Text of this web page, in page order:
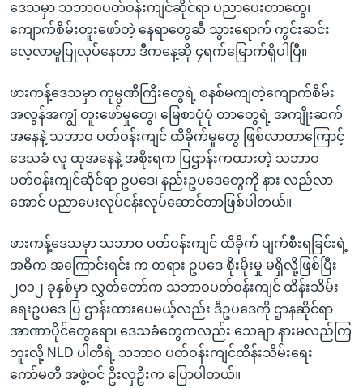
ဒေသမှာ သဘာဝပတ်ဝန်းကျင်ဆိုင်ရာ ပညာပေးတာတွေ၊
ကျောက်စိမ်းတူးဖော်တဲ့ နေရာတွေဆီ သွားရောက် ကွင်းဆင်း
လေ့လာမှုပြုလုပ်နေတာ ဒီကနေ့ဆို ၄ရက်မြောက်ရှိပါပြီ။
ဖားကန့်ဒေသမှာ ကုမ္ပဏီကြီးတွေရဲ့ စနစ်မကျတဲ့ကျောက်စိမ်း
အလွန်အကျွံ တူးဖော်မှုတွေ၊ မြေစာပုံပုံ တာတွေရဲ့ အကျိုးဆက်
အနေနဲ့ သဘာဝ ပတ်ဝန်းကျင် ထိခိုက်မှုတွေ ဖြစ်လာတာကြောင့်
ဒေသခံ လူ ထုအနေနဲ့ အစိုးရက ပြဌာန်းကထားတဲ့ သဘာဝ
ပတ်ဝန်းကျင်ဆိုင်ရာ ဥပဒေ၊ နည်းဥပဒေတွေကို နား လည်လာ
အောင် ပညာပေးလုပ်ငန်းလုပ်ဆောင်တာဖြစ်ပါတယ်။
ဖားကန့်ဒေသမှာ သဘာဝ ပတ်ဝန်းကျင် ထိခိုက် ပျက်စီးရခြင်းရဲ့
အဓိက အကြောင်းရင်း က တရား ဥပဒေ စိုးမိုးမှု မရှိလို့ဖြစ်ပြီး
၂၀၁၂ ခုနှစ်မှာ လွှတ်တော်က သဘာဝပတ်ဝန်းကျင် ထိန်းသိမ်း
ရေးဥပဒေ ပြ ဌာန်းထားပေမယ့်လည်း ဒီဥပဒေကို ဌာနဆိုင်ရာ
အာဏာပိုင်တွေရော၊ ဒေသခံတွေကလည်း သေချာ နားမလည်ကြ
ဘူးလို့ NLD ပါတီရဲ့ သဘာဝ ပတ်ဝန်းကျင်ထိန်းသိမ်းရေး
ကော်မတီ အဖွဲ့ဝင် ဦးလှဦးက ပြောပါတယ်။